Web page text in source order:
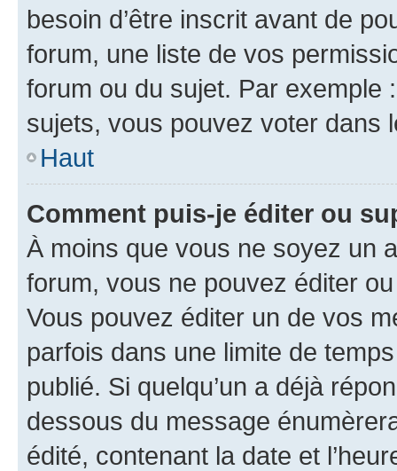
besoin d’être inscrit avant de
forum, une liste de vos
forum ou du sujet. Par exemple
sujets, vous pouvez voter dans
Haut
Comment puis-je éditer ou
À moins que vous ne soyez un
forum, vous ne pouvez éditer
Vous pouvez éditer un de vos
parfois dans une limite de
publié. Si quelqu’un a déjà
dessous du message
édité, contenant la date et